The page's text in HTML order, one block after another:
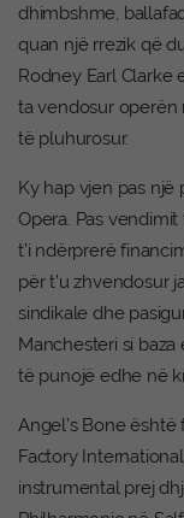
dhimbshme,
quan një rrezik që
Rodney Earl Clarke
ta vendosur operën
të pluhurosur.
Ky hap vjen pas një
Opera. Pas
t’i ndërprerë
për t’u zhvendosur
sindikale dhe
Manchesteri si
të punojë edhe në
Angel’s Bone
Factory
instrumental prej